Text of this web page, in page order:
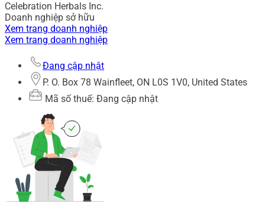
Celebration Herbals Inc.
Doanh nghiệp sở hữu
Xem trang doanh nghiệp
Xem trang doanh nghiệp
Đang cập nhật
P. O. Box 78 Wainfleet, ON L0S 1V0, United States
Mã số thuế: Đang cập nhật